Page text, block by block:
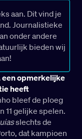
aan. Dit vind je
Journalistieke
onder andere
bieden wij
een opmerkelijke
heeft
bleef de ploeg
11 gelijke spelen.
slechts de
dat kampioen